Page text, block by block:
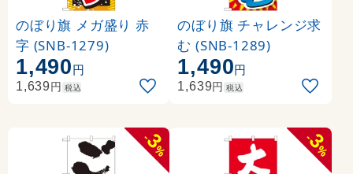
のぼり旗 メガ盛り 赤
字 (SNB-1279)
1,490円
1,639円 税込
のぼり旗 チャレンジ求
む (SNB-1289)
1,490円
1,639円 税込
-
3
%
-
3
%